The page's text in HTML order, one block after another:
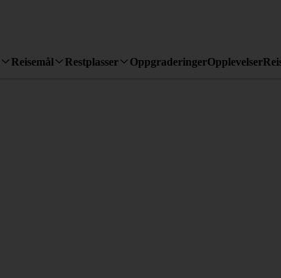
Reisemål Restplasser OppgraderingerOpplevelser